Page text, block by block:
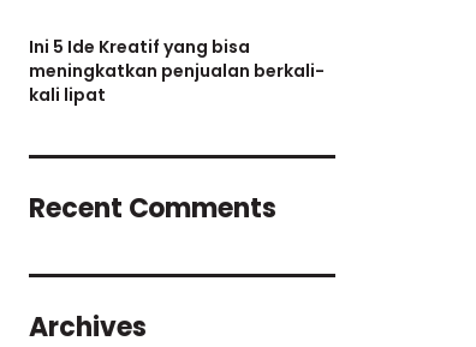
Ini 5 Ide Kreatif yang bisa
meningkatkan penjualan berkali-
kali lipat
Recent Comments
Archives